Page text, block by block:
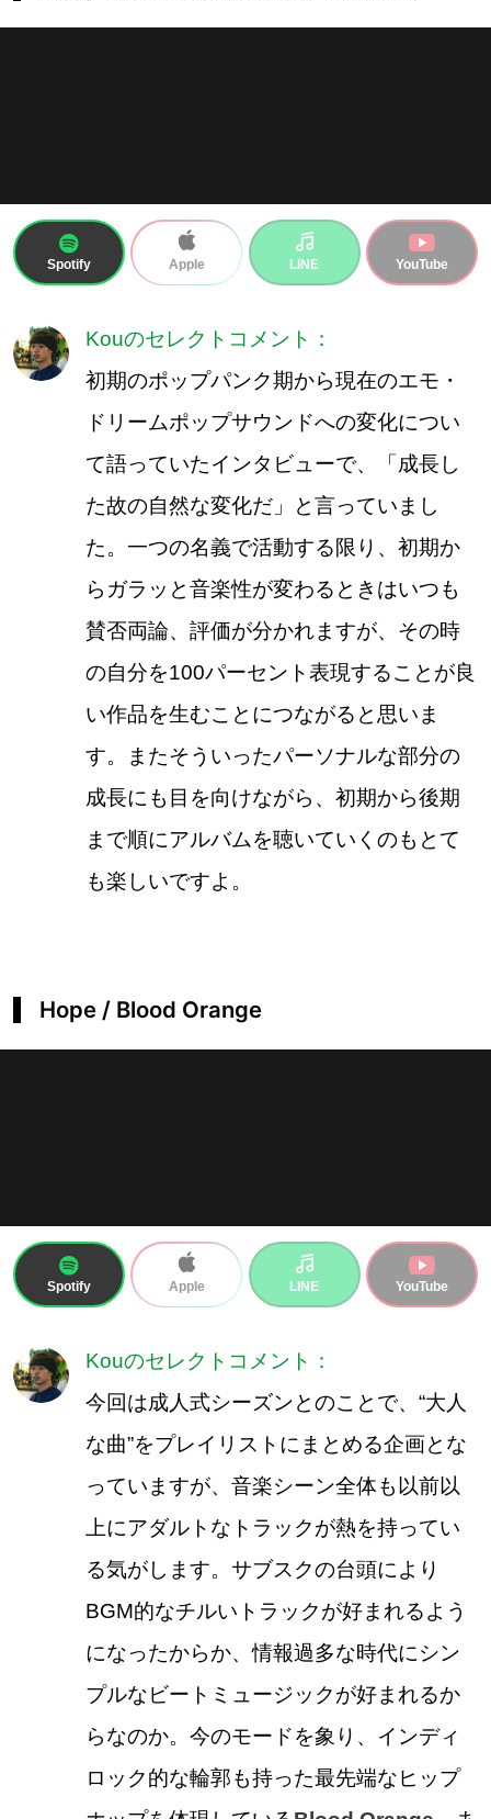
Spotify Apple LINE YouTube
Kouのセレクトコメント：
初期のポップパンク期から現在のエモ・
ドリームポップサウンドへの変化につい
て語っていたインタビューで、「成長し
た故の自然な変化だ」と言っていまし
た。一つの名義で活動する限り、初期か
らガラッと音楽性が変わるときはいつも
賛否両論、評価が分かれますが、その時
の自分を100パーセント表現することが良
い作品を生むことにつながると思いま
す。またそういったパーソナルな部分の
成長にも目を向けながら、初期から後期
まで順にアルバムを聴いていくのもとて
も楽しいですよ。
Hope / Blood Orange
Spotify Apple LINE YouTube
Kouのセレクトコメント：
今回は成人式シーズンとのことで、“大人
な曲”をプレイリストにまとめる企画とな
っていますが、音楽シーン全体も以前以
上にアダルトなトラックが熱を持ってい
る気がします。サブスクの台頭により
BGM的なチルいトラックが好まれるよう
になったからか、情報過多な時代にシン
プルなビートミュージックが好まれるか
らなのか。今のモードを象り、インディ
ロック的な輪郭も持った最先端なヒップ